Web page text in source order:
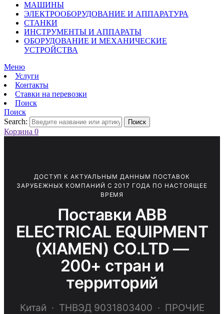
МАШИНЫ
ЭЛЕКТРООБОРУДОВАНИЕ И АППАРАТУРА
СТАНКИ
ИНСТРУМЕНТЫ И АППАРАТЫ
ОБОРУДОВАНИЕ И МЕХАНИЧЕСКИЕ
УСТРОЙСТВА
Меню
Услуги
Контакты
Ставки на перевозки
Поиск
Поиск
Search:
Поиск
Корзина 0
ДОСТУП К АКТУАЛЬНЫМ ДАННЫМ ПОСТАВОК
ЗАРУБЕЖНЫХ КОМПАНИЙ С 2017 ГОДА ПО НАСТОЯЩЕЕ
ВРЕМЯ
Поставки ABB
ELECTRICAL EQUIPMENT
(XIAMEN) CO.LTD —
200+ стран и
территорий
Китай · ТНВЭД 9031803400 · ПРОЧИЕ